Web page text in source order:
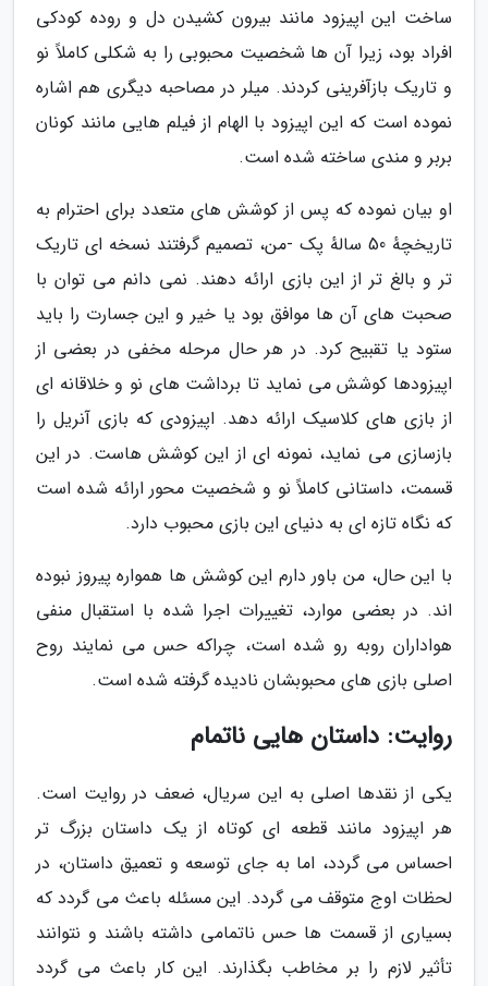
ساخت این اپیزود مانند بیرون کشیدن دل و روده کودکی
افراد بود، زیرا آن ها شخصیت محبوبی را به شکلی کاملاً نو
و تاریک بازآفرینی کردند. میلر در مصاحبه دیگری هم اشاره
نموده است که این اپیزود با الهام از فیلم هایی مانند کونان
بربر و مندی ساخته شده است.
او بیان نموده که پس از کوشش های متعدد برای احترام به
تاریخچهٔ 50 سالهٔ پک -من، تصمیم گرفتند نسخه ای تاریک
تر و بالغ تر از این بازی ارائه دهند. نمی دانم می توان با
صحبت های آن ها موافق بود یا خیر و این جسارت را باید
ستود یا تقبیح کرد. در هر حال مرحله مخفی در بعضی از
اپیزودها کوشش می نماید تا برداشت های نو و خلاقانه ای
از بازی های کلاسیک ارائه دهد. اپیزودی که بازی آنریل را
بازسازی می نماید، نمونه ای از این کوشش هاست. در این
قسمت، داستانی کاملاً نو و شخصیت محور ارائه شده است
که نگاه تازه ای به دنیای این بازی محبوب دارد.
با این حال، من باور دارم این کوشش ها همواره پیروز نبوده
اند. در بعضی موارد، تغییرات اجرا شده با استقبال منفی
هواداران روبه رو شده است، چراکه حس می نمایند روح
اصلی بازی های محبوبشان نادیده گرفته شده است.
روایت: داستان هایی ناتمام
یکی از نقدها اصلی به این سریال، ضعف در روایت است.
هر اپیزود مانند قطعه ای کوتاه از یک داستان بزرگ تر
احساس می گردد، اما به جای توسعه و تعمیق داستان، در
لحظات اوج متوقف می گردد. این مسئله باعث می گردد که
بسیاری از قسمت ها حس ناتمامی داشته باشند و نتوانند
تأثیر لازم را بر مخاطب بگذارند. این کار باعث می گردد